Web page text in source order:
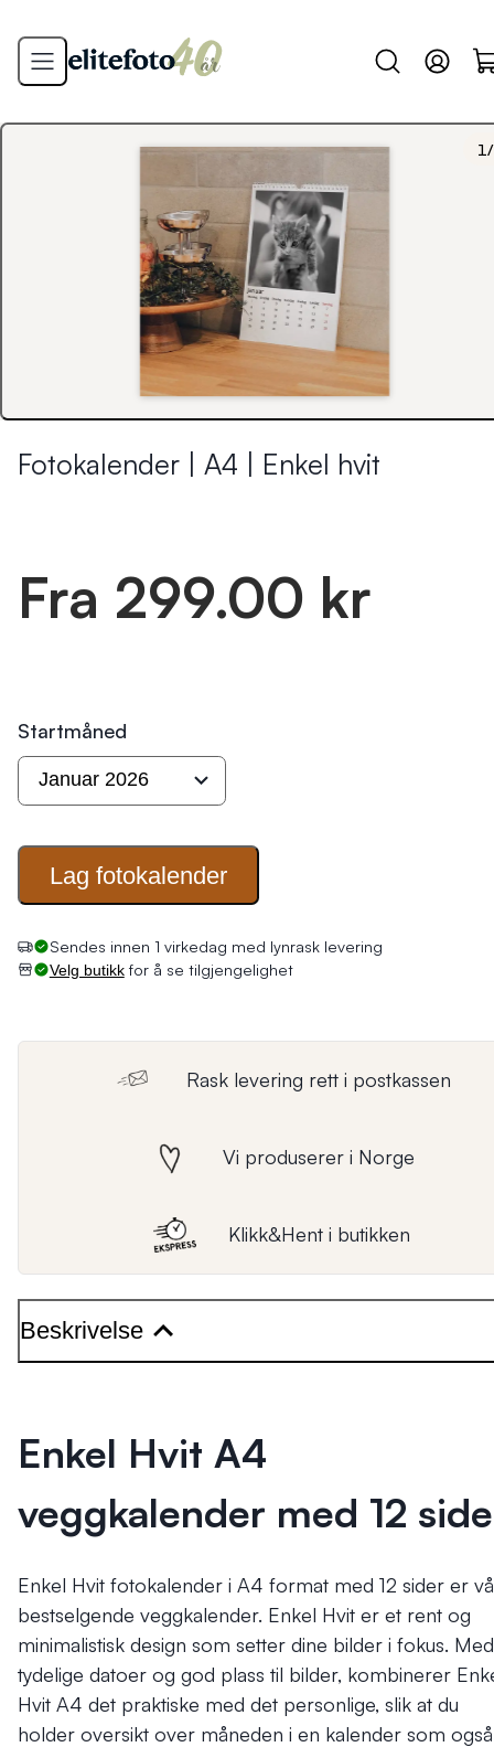
1 /
Fotokalender | A4 | Enkel hvit
Fra 299.00 kr
Startmåned
Lag fotokalender
Sendes innen 1 virkedag med lynrask levering
Velg butikkfor å se tilgjengelighet
Rask levering rett i postkassen
Vi produserer i Norge
Klikk&Hent i butikken
Beskrivelse
Enkel Hvit A4
veggkalender med 12
Enkel Hvit fotokalender i A4 format med 12 sider er
bestselgende veggkalender. Enkel Hvit er et rent og
minimalistisk design som setter dine bilder i fokus. Med
tydelige datoer og god plass til bilder, kombinerer
Hvit A4 det praktiske med det personlige, slik at du
holder oversikt over måneden i en kalender som også